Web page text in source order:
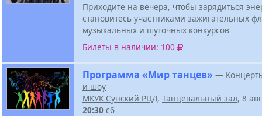
Приходите на вечера, чтобы зарядиться
становитесь участниками зажигательных
музыкальных и шуточных конкурсов
Билеты в наличии: 100
Программа «Мир танцев» —
и шоу
МКУК Сунский РЦД, Танцевальный зал, 8
20:30 сб